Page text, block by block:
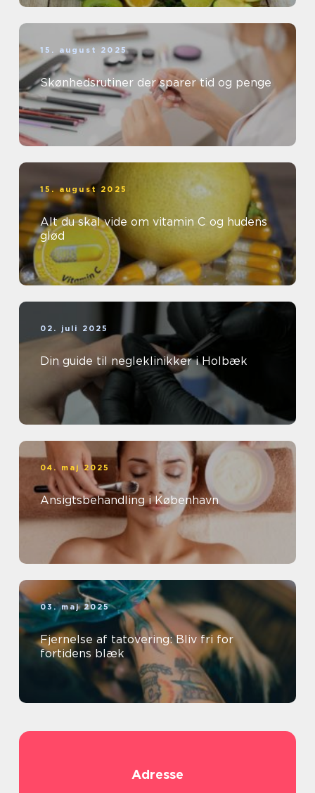
15. august 2025
Skønhedsrutiner der sparer tid og penge
15. august 2025
Alt du skal vide om vitamin C og hudens
glød
02. juli 2025
Din guide til negleklinikker i Holbæk
04. maj 2025
Ansigtsbehandling i København
03. maj 2025
Fjernelse af tatovering: Bliv fri for
fortidens blæk
Adresse